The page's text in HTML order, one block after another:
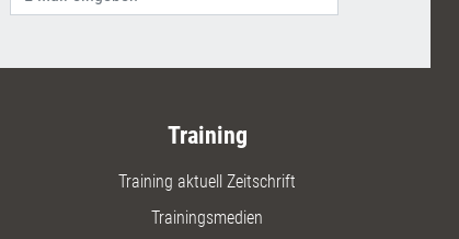
Training
Training aktuell Zeitschrift
Trainingsmedien